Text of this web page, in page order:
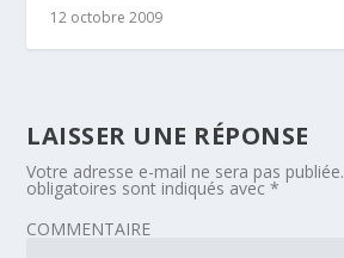
12 octobre 2009
LAISSER UNE RÉPONSE
Votre adresse e-mail ne sera pas publiée.
obligatoires sont indiqués avec*
COMMENTAIRE